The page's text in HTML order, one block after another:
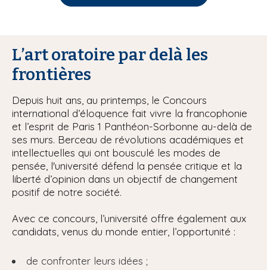
L’art oratoire par delà les
frontières
Depuis huit ans, au printemps, le Concours
international d’éloquence fait vivre la francophonie
et l’esprit de Paris 1 Panthéon-Sorbonne au-delà de
ses murs. Berceau de révolutions académiques et
intellectuelles qui ont bousculé les modes de
pensée, l'université défend la pensée critique et la
liberté d’opinion dans un objectif de changement
positif de notre société.
Avec ce concours, l’université offre également aux
candidats, venus du monde entier, l’opportunité :
de confronter leurs idées ;